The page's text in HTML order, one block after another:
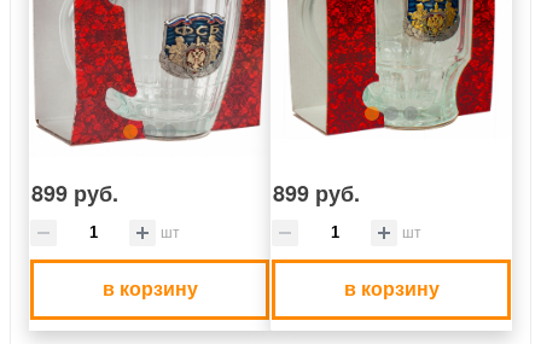
899 руб.
шт
в корзину
899 руб.
шт
в корзину